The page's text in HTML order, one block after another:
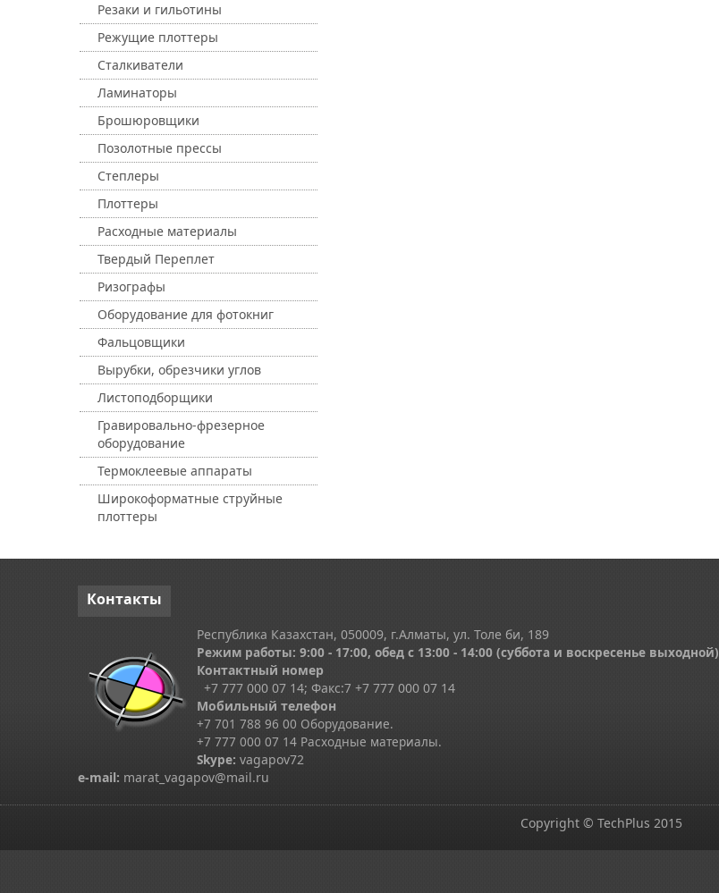
Резаки и гильотины
Режущие плоттеры
Сталкиватели
Ламинаторы
Брошюровщики
Позолотные прессы
Степлеры
Плоттеры
Расходные материалы
Твердый Переплет
Ризографы
Оборудование для фотокниг
Фальцовщики
Вырубки, обрезчики углов
Листоподборщики
Гравировально-фрезерное
оборудование
Термоклеевые аппараты
Широкоформатные струйные
плоттеры
Контакты
Республика Казахстан, 050009, г.Алматы, ул. Толе би, 189
Режим работы: 9:00 - 17:00, обед с 13:00 - 14:00 (суббота и воскресенье выходной)
Контактный номер
+7 777 000 07 14; Факс:7 +7 777 000 07 14
Мобильный телефон
+7 701 788 96 00 Оборудование.
+7 777 000 07 14 Расходные материалы.
Skype: vagapov72
e-mail: marat_vagapov@mail.ru
Copyright © TechPlus 2015